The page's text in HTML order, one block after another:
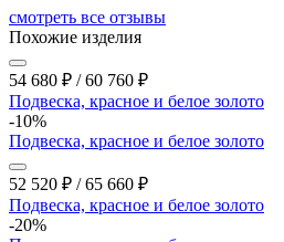
cмотреть все отзывы
Похожие изделия
54 680 ₽ / 60 760 ₽
Подвеска, красное и белое золото
-10%
Подвеска, красное и белое золото
52 520 ₽ / 65 660 ₽
Подвеска, красное и белое золото
-20%